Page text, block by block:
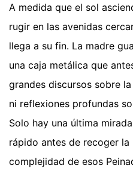
A medida que el sol
rugir en las avenidas
llega a su fin. La madre
una caja metálica que
grandes discursos sobre
ni reflexiones profundas
Solo hay una última
rápido antes de recoger la
complejidad de esos